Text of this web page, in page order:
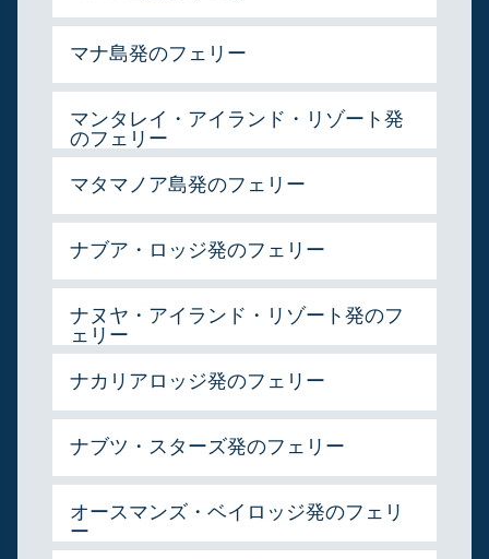
マナ島発のフェリー
マンタレイ・アイランド・リゾート発
のフェリー
マタマノア島発のフェリー
ナブア・ロッジ発のフェリー
ナヌヤ・アイランド・リゾート発のフ
ェリー
ナカリアロッジ発のフェリー
ナブツ・スターズ発のフェリー
オースマンズ・ベイロッジ発のフェリ
ー